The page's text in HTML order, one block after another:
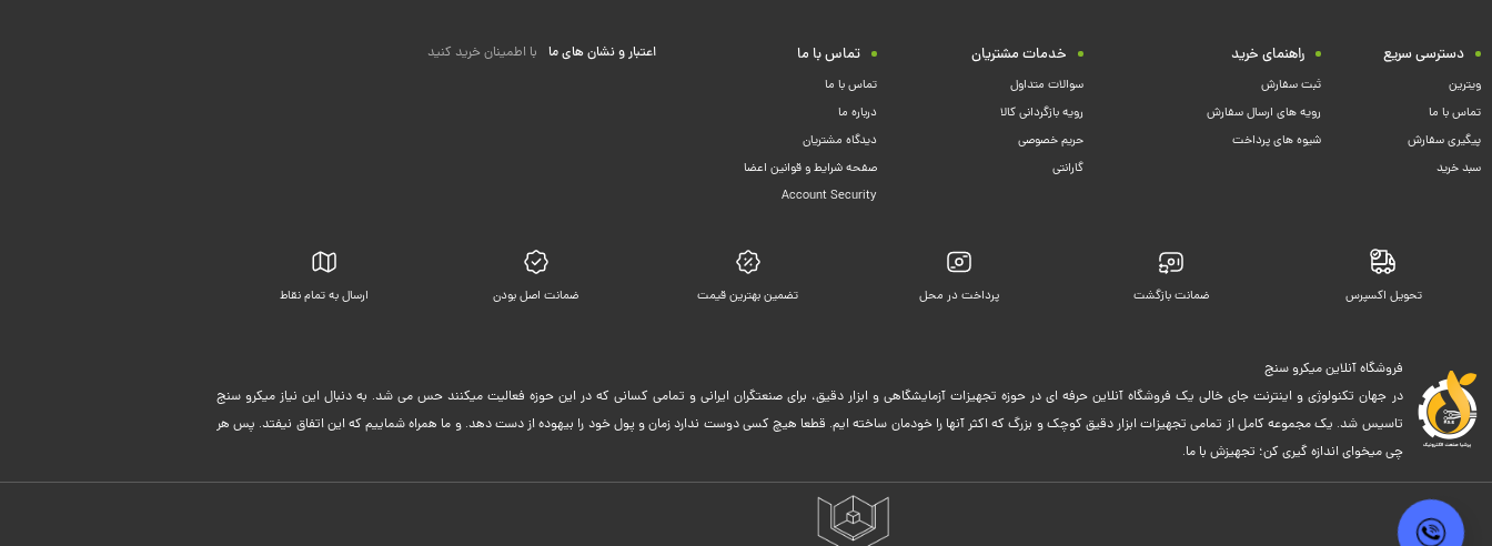
دسترسی سریع
ویترین
تماس با ما
پیگیری سفارش
سبد خرید
راهنمای خرید
ثبت سفارش
رویه های ارسال سفارش
شیوه های پرداخت
خدمات مشتریان
سوالات متداول
رویه بازگردانی کالا
حریم خصوصی
گارانتی
تماس با ما
تماس با ما
درباره ما
دیدگاه مشتریان
صفحه شرایط و قوانین اعضا
Account Security
اعتبار و نشان های ما با اطمینان خرید کنید
تحویل اکسپرس ضمانت بازگشت پرداخت در محل تضمین بهترین قیمت ضمانت اصل بودن ارسال به تمام نقاط
فروشگاه آنلاین میکرو سنج
در جهان تکنولوژی و اینترنت جای خالی یک فروشگاه آنلاین حرفه ای در حوزه تجهیزات آزمایشگاهی و ابزار دقیق، برای صنعتگران ایرانی و تمامی کسانی که در این حوزه فعالیت میکنند حس می شد. به دنبال این نیاز میکرو سنج
تاسیس شد. یک مجموعه کامل از تمامی تجهیزات ابزار دقیق کوچک و بزرگ که اکثر آنها را خودمان ساخته ایم. قطعا هیچ کسی دوست ندارد زمان و پول خود را بیهوده از دست دهد. و ما همراه شماییم که این اتفاق نیفتد. پس هر
چی میخوای اندازه گیری کن؛ تجهیزش با ما.